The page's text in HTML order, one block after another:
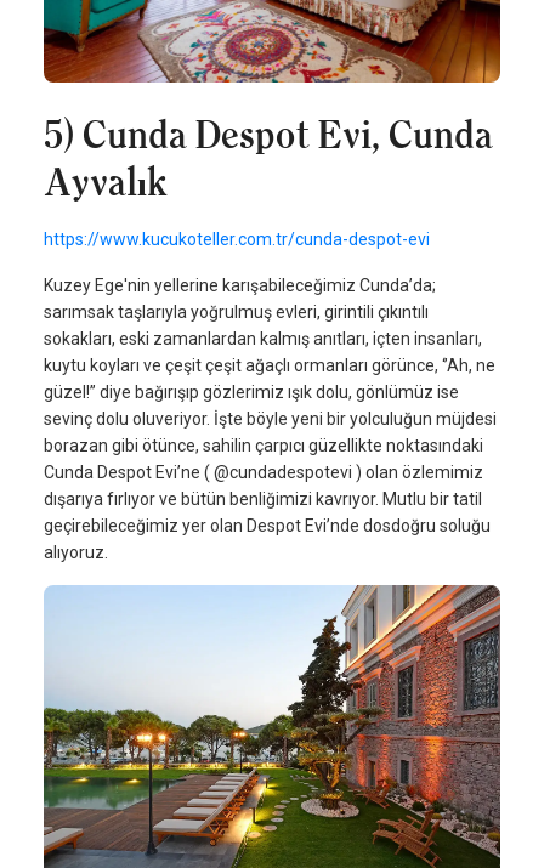
5) Cunda Despot Evi, Cunda
Ayvalık
https://www.kucukoteller.com.tr/cunda-despot-evi
Kuzey Ege'nin yellerine karışabileceğimiz Cunda’da;
sarımsak taşlarıyla yoğrulmuş evleri, girintili çıkıntılı
sokakları, eski zamanlardan kalmış anıtları, içten insanları,
kuytu koyları ve çeşit çeşit ağaçlı ormanları görünce, ‘’Ah, ne
güzel!’’ diye bağırışıp gözlerimiz ışık dolu, gönlümüz ise
sevinç dolu oluveriyor. İşte böyle yeni bir yolculuğun müjdesi
borazan gibi ötünce, sahilin çarpıcı güzellikte noktasındaki
Cunda Despot Evi’ne ( @cundadespotevi ) olan özlemimiz
dışarıya fırlıyor ve bütün benliğimizi kavrıyor. Mutlu bir tatil
geçirebileceğimiz yer olan Despot Evi’nde dosdoğru soluğu
alıyoruz.